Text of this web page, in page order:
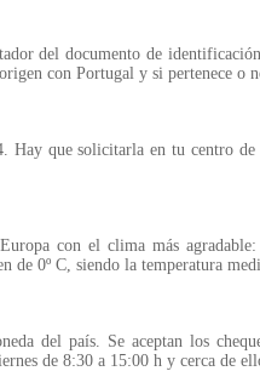
del documento de
con Portugal y si pertenece o
que solicitarla en tu centro
con el clima más
0º C, siendo la temperatura
del país. Se aceptan los
de 8:30 a 15:00 h y cerca de